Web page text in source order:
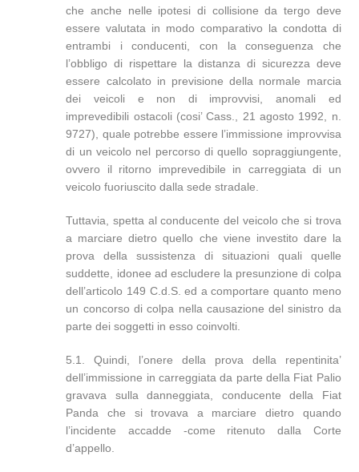
che anche nelle ipotesi di collisione da tergo deve
essere valutata in modo comparativo la condotta di
entrambi i conducenti, con la conseguenza che
l’obbligo di rispettare la distanza di sicurezza deve
essere calcolato in previsione della normale marcia
dei veicoli e non di improvvisi, anomali ed
imprevedibili ostacoli (cosi’ Cass., 21 agosto 1992, n.
9727), quale potrebbe essere l’immissione improvvisa
di un veicolo nel percorso di quello sopraggiungente,
ovvero il ritorno imprevedibile in carreggiata di un
veicolo fuoriuscito dalla sede stradale.
Tuttavia, spetta al conducente del veicolo che si trova
a marciare dietro quello che viene investito dare la
prova della sussistenza di situazioni quali quelle
suddette, idonee ad escludere la presunzione di colpa
dell’articolo 149 C.d.S. ed a comportare quanto meno
un concorso di colpa nella causazione del sinistro da
parte dei soggetti in esso coinvolti.
5.1. Quindi, l’onere della prova della repentinita’
dell’immissione in carreggiata da parte della Fiat Palio
gravava sulla danneggiata, conducente della Fiat
Panda che si trovava a marciare dietro quando
l’incidente accadde -come ritenuto dalla Corte
d’appello.